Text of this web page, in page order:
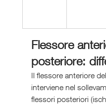
Flessore
posteriore:
Il flessore anteriore
interviene nel
flessori posteriori